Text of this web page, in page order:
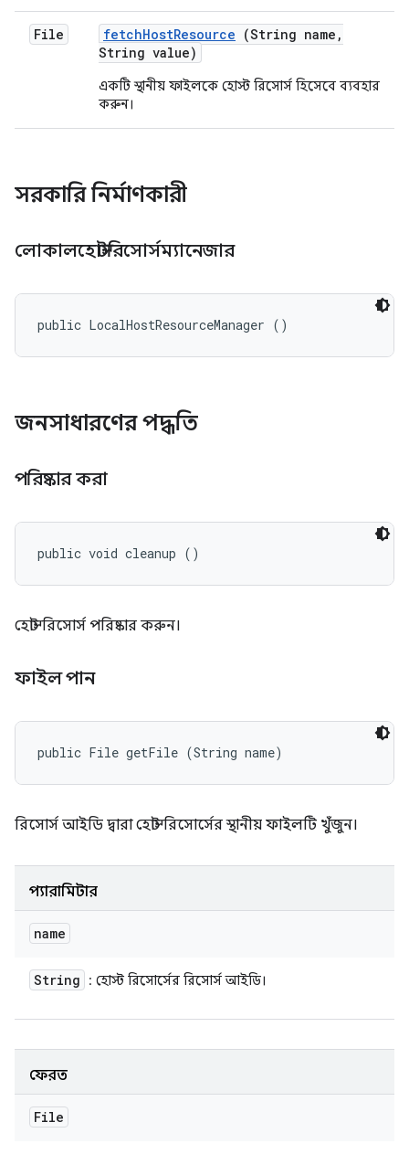
File fetchHostResource (String name ,
String value)
একটি স্থানীয় ফাইলকে হোস্ট রিসোর্স হিসেবে ব্যবহার
করুন।
সরকারি নির্মাণকারী
লোকালহোস্টরিসোর্সম্যানেজার
public LocalHostResourceManager ()
জনসাধারণের পদ্ধতি
পরিষ্কার করা
public void cleanup ()
হোস্ট রিসোর্স পরিষ্কার করুন।
ফাইল পান
public File getFile (String name)
রিসোর্স আইডি দ্বারা হোস্ট রিসোর্সের স্থানীয় ফাইলটি খুঁজুন।
প্যারামিটার
name
String : হোস্ট রিসোর্সের রিসোর্স আইডি।
ফেরত
File